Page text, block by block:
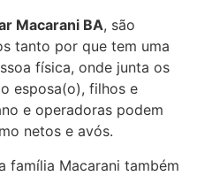
Macarani BA, são
tanto por que tem uma
física, onde junta os
esposa(o), filhos e
e operadoras podem
netos e avós.
família Macarani também